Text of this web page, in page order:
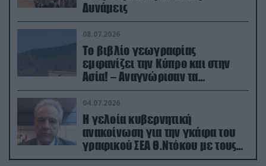
Δυνάμεις
08.07.2026
Το βιβλίο γεωγραφίας
εμφανίζει την Κύπρο και στην
Ασία! – Αναγνώρισαν τα
κατεχόμενα; (φωτο)
04.07.2026
Η γελοία κυβερνητική
ανακοίνωση για την γκάφα του
γραφικού ΣΕΑ Θ.Ντόκου με τους
Ρώσους φαρσέρ